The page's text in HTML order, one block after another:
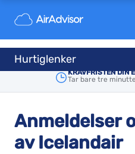
KRAVFRISTEN DIN
Tar bare tre
Hurtiglenker
Anmeldelser
av Icelandair